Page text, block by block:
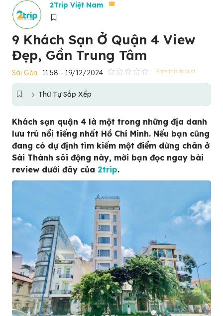
2Trip Việt Nam
9 Khách Sạn Ở Quận 4 View
Đẹp, Gần Trung Tâm
Sài Gòn 11:58 - 19/12/2024 Rate this toplist
Thứ Tự Sắp Xếp
Khách sạn quận 4 là một trong những địa danh
lưu trú nổi tiếng nhất Hồ Chí Minh. Nếu bạn cũng
đang có dự định tìm kiếm một điểm dừng chân ở
Sài Thành sôi động này, mời bạn đọc ngay bài
review dưới đây của 2trip.